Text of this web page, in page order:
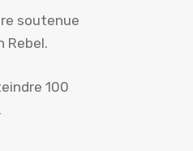
soutenue
Rebel.
100